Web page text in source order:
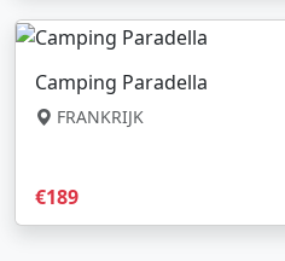
Camping Paradella
FRANKRIJK
€189